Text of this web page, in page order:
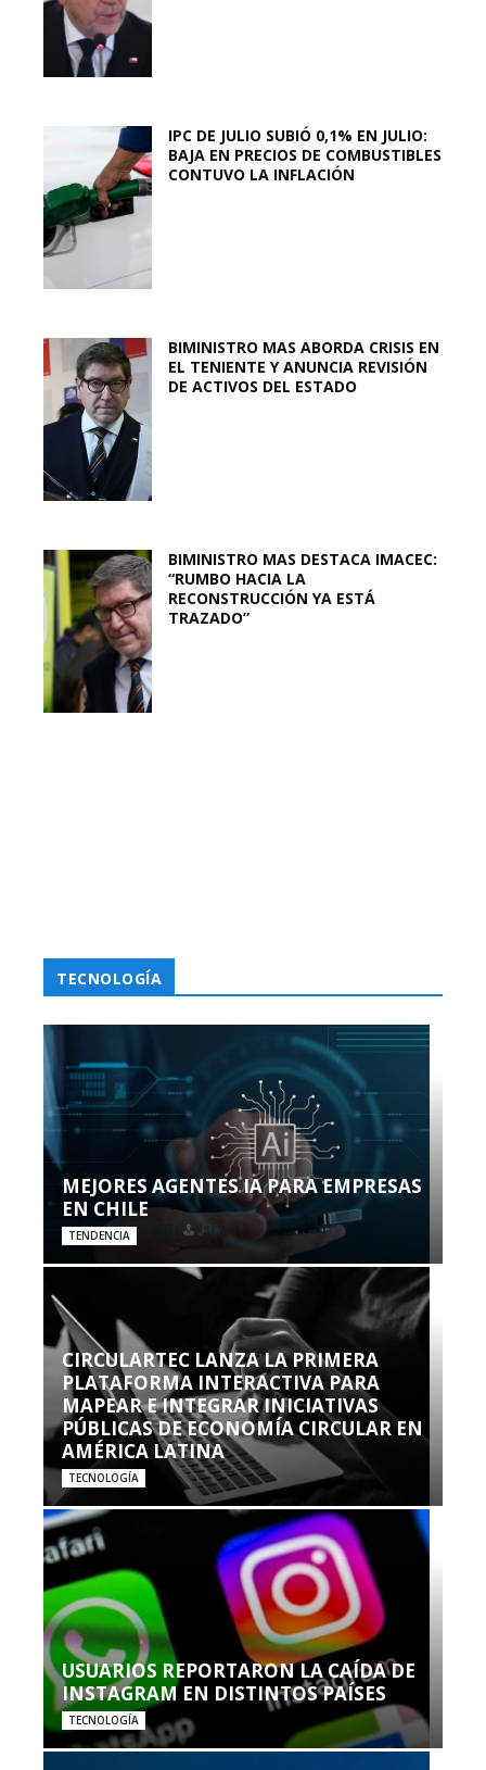
IPC DE JULIO SUBIÓ 0,1% EN JULIO:
BAJA EN PRECIOS DE COMBUSTIBLES
CONTUVO LA INFLACIÓN
BIMINISTRO MAS ABORDA CRISIS EN
EL TENIENTE Y ANUNCIA REVISIÓN
DE ACTIVOS DEL ESTADO
BIMINISTRO MAS DESTACA IMACEC:
“RUMBO HACIA LA
RECONSTRUCCIÓN YA ESTÁ
TRAZADO”
TECNOLOGÍA
MEJORES AGENTES IA PARA EMPRESAS
EN CHILE
TENDENCIA
CIRCULARTEC LANZA LA PRIMERA
PLATAFORMA INTERACTIVA PARA
MAPEAR E INTEGRAR INICIATIVAS
PÚBLICAS DE ECONOMÍA CIRCULAR EN
AMÉRICA LATINA
TECNOLOGÍA
USUARIOS REPORTARON LA CAÍDA DE
INSTAGRAM EN DISTINTOS PAÍSES
TECNOLOGÍA